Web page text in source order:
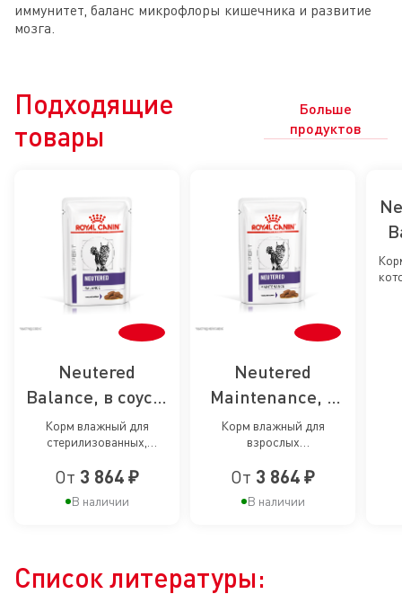
иммунитет, баланс микрофлоры кишечника и развитие
мозга.
Подходящие
товары
Больше
продуктов
Neutered
Balance, в соусе,
влажный корм
для
стерилизованных
и
к набору веса
Корм влажный для
стерилизованных,
кошек
От 3 864 ₽
В наличии
Neutered
Maintenance, в
соусе, влажный
корм для
стерилизованных
и
Корм влажный для
взрослых
От 3 864 ₽
В наличии
Список литературы: